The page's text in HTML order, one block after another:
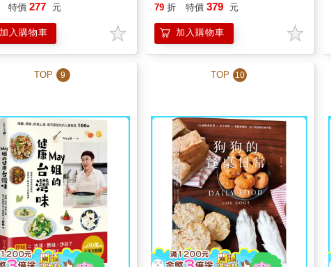
特價 277 元
加入購物車
79 折 特價 379 元
加入購物車
TOP 9 TOP 10